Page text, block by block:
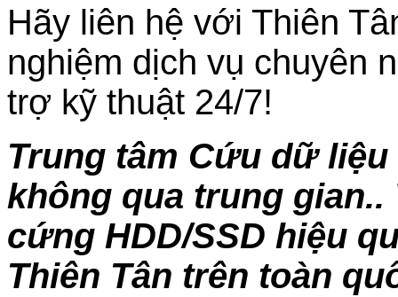
Hãy liên hệ với Thiên
nghiệm dịch vụ chuyên
trợ kỹ thuật 24/7!
Trung tâm Cứu dữ
không qua trung
cứng HDD/SSD hiệu
Thiên Tân trên toàn